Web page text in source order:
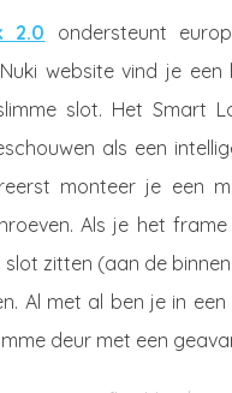
2.0 ondersteunt
website vind je
slot. Het Smart
als een
monteer je
Als je het
zitten (aan de
Al met al ben je in
deur met een